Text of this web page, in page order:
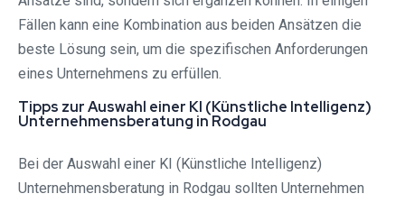
Fällen kann eine Kombination aus beiden Ansätzen die
beste Lösung sein, um die spezifischen Anforderungen
eines Unternehmens zu erfüllen.
Tipps zur Auswahl einer KI (Künstliche Intelligenz)
Unternehmensberatung in Rodgau⁠
Bei der Auswahl einer KI (Künstliche Intelligenz)
Unternehmensberatung in Rodgau⁠ sollten Unternehmen